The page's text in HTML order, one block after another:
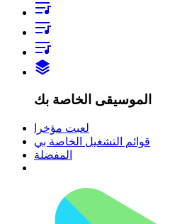
الموسيقى الخاصة بك
لعبت مؤخرا
قوائم التشغيل الخاصة بي
المفضلة